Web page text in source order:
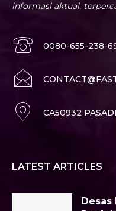
informasi aktual,
0080-655-238-
CA50932
LATEST ARTICLES